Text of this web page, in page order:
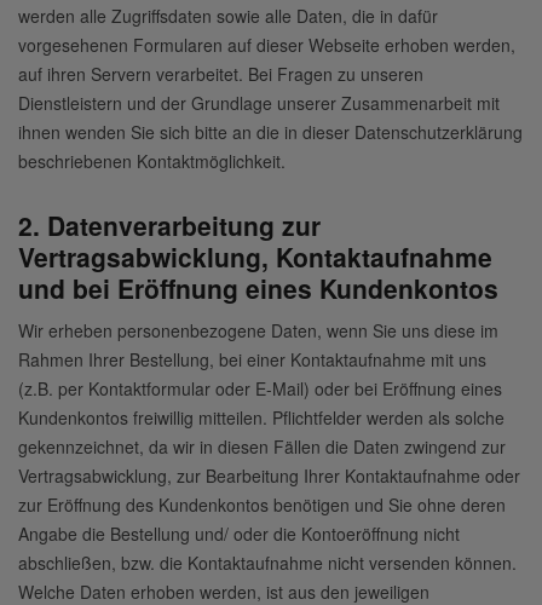
werden alle Zugriffsdaten sowie alle Daten, die in dafür
vorgesehenen Formularen auf dieser Webseite erhoben werden,
auf ihren Servern verarbeitet. Bei Fragen zu unseren
Dienstleistern und der Grundlage unserer Zusammenarbeit mit
ihnen wenden Sie sich bitte an die in dieser Datenschutzerklärung
beschriebenen Kontaktmöglichkeit.
2. Datenverarbeitung zur
Vertragsabwicklung, Kontaktaufnahme
und bei Eröffnung eines Kundenkontos
Wir erheben personenbezogene Daten, wenn Sie uns diese im
Rahmen Ihrer Bestellung, bei einer Kontaktaufnahme mit uns
(z.B. per Kontaktformular oder E-Mail) oder bei Eröffnung eines
Kundenkontos freiwillig mitteilen. Pflichtfelder werden als solche
gekennzeichnet, da wir in diesen Fällen die Daten zwingend zur
Vertragsabwicklung, zur Bearbeitung Ihrer Kontaktaufnahme oder
zur Eröffnung des Kundenkontos benötigen und Sie ohne deren
Angabe die Bestellung und/ oder die Kontoeröffnung nicht
abschließen, bzw. die Kontaktaufnahme nicht versenden können.
Welche Daten erhoben werden, ist aus den jeweiligen